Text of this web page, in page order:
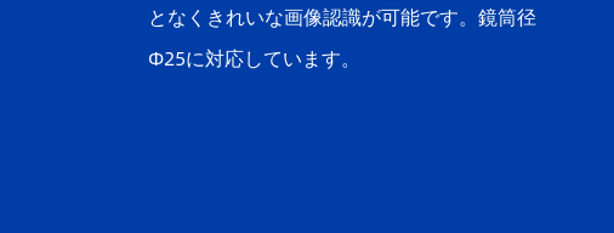
となくきれいな画像認識が可能です。鏡筒径
Φ25に対応しています。